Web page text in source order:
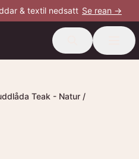
& textil nedsatt Se rean →
Teak - Natur /